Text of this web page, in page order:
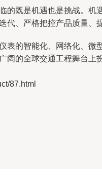
既是机遇也是挑战。机
、严格把控产品质量
表的智能化、网络化、
阔的全球交通工程舞台
87.html